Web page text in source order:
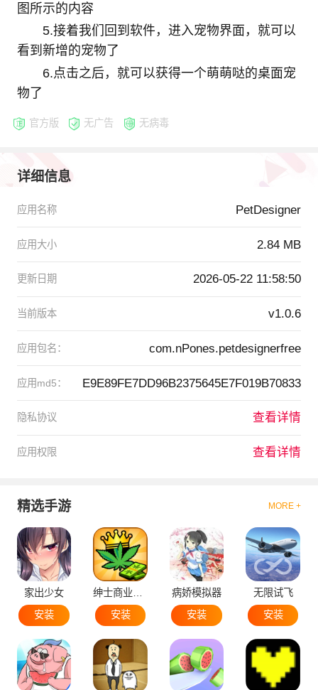
图所示的内容
5.接着我们回到软件，进入宠物界面，就可以
看到新增的宠物了
6.点击之后，就可以获得一个萌萌哒的桌面宠
物了
官方版 无广告 无病毒
详细信息
应用名称 PetDesigner
应用大小 2.84 MB
更新日期 2026-05-22 11:58:50
当前版本 v1.0.6
应用包名： com.nPones.petdesignerfree
应用md5： E9E89FE7DD96B2375645E7F019B70833
隐私协议 查看详情
应用权限 查看详情
精选手游 MORE +
家出少女
安装
绅士商业策略
安装
病娇模拟器
安装
无限试飞
安装